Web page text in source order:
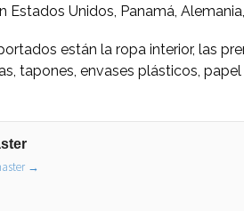
Unidos, Panamá,
están la ropa interior, las
tapones, envases plásticos,
→